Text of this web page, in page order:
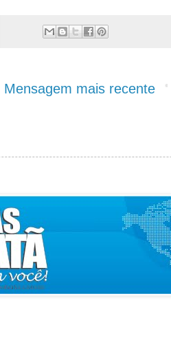
Mensagem mais recente